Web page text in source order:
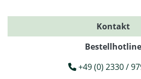
Kontakt
Bestellhotline
+49 (0) 2330 /